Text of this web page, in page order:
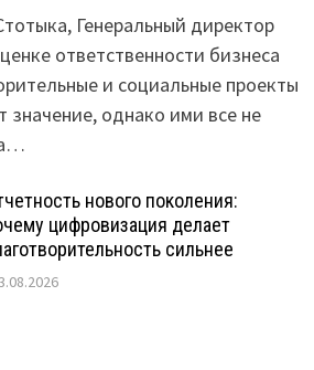
Генеральный директор
ответственности бизнеса
и социальные проекты
однако ими все не
нового поколения:
цифровизация делает
сильнее